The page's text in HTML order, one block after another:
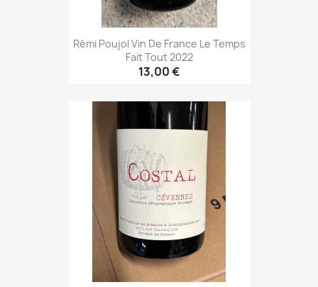
Rémi Poujol Vin De France Le Temps
Fait Tout 2022
13,00 €